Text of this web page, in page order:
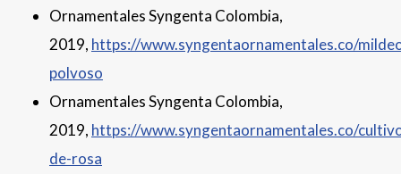
Ornamentales Syngenta Colombia,
2019, https://www.syngentaornamentales.co/
polvoso
Ornamentales Syngenta Colombia,
2019, https://www.syngentaornamentales.co/
de-rosa